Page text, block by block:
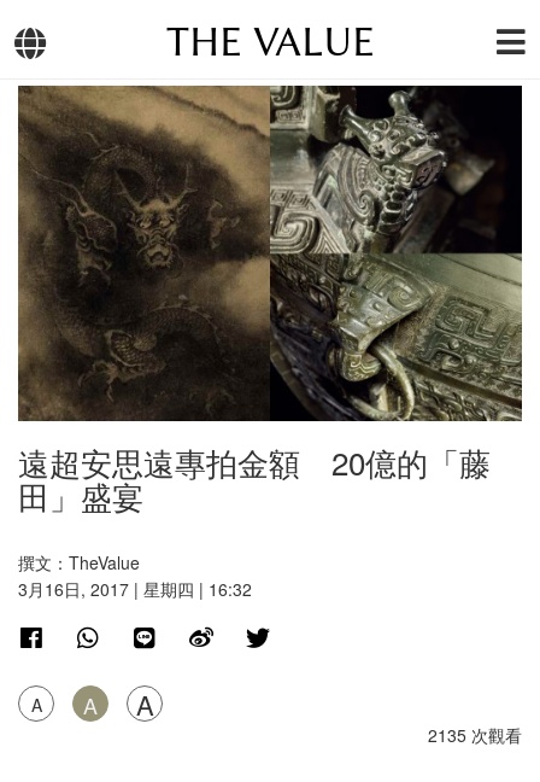
THE VALUE
遠超安思遠專拍金額 20億的「藤
田」盛宴
撰文：TheValue
3月16日, 2017 | 星期四 | 16:32
A A A
2135 次觀看